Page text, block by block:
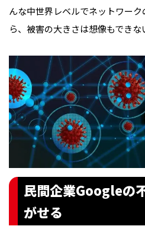
んな中世界レベルでネットワー
ら、被害の大きさは想像もできな
民間企業Googleの
がせる